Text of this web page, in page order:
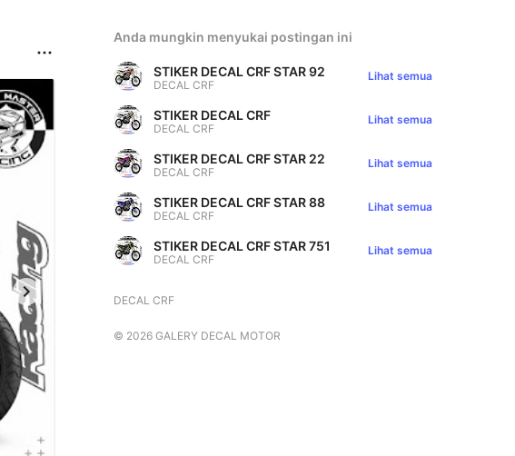
Anda mungkin menyukai postingan ini
STIKER DECAL CRF STAR 92
DECAL CRF
Lihat semua
STIKER DECAL CRF
DECAL CRF
Lihat semua
STIKER DECAL CRF STAR 22
DECAL CRF
Lihat semua
STIKER DECAL CRF STAR 88
DECAL CRF
Lihat semua
STIKER DECAL CRF STAR 751
DECAL CRF
Lihat semua
DECAL CRF
© 2026GALERY DECAL MOTOR